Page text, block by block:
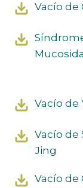
Vacío de
Vacío de
Vacío de
Jing
Vacío de